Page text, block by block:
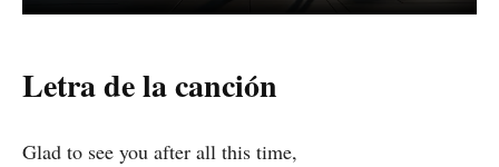
Letra de la canción
Glad to see you after all this time,